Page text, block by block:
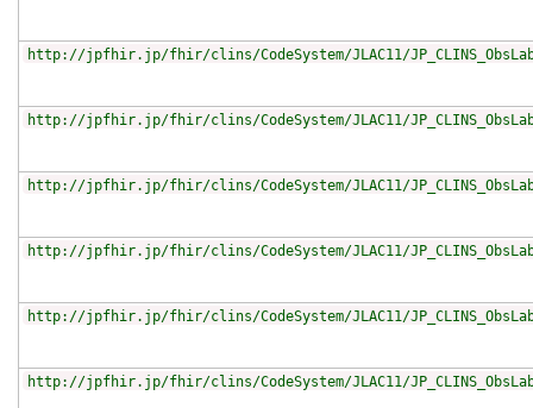
http://jpfhir.jp/fhir/clins/CodeSystem/JLAC11/
http://jpfhir.jp/fhir/clins/CodeSystem/JLAC11/
http://jpfhir.jp/fhir/clins/CodeSystem/JLAC11/
http://jpfhir.jp/fhir/clins/CodeSystem/JLAC11/
http://jpfhir.jp/fhir/clins/CodeSystem/JLAC11/
http://jpfhir.jp/fhir/clins/CodeSystem/JLAC11/